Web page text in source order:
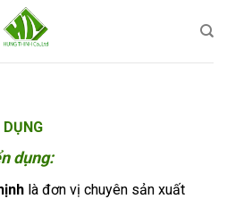
dụng:
là đơn vị chuyên sản xuất